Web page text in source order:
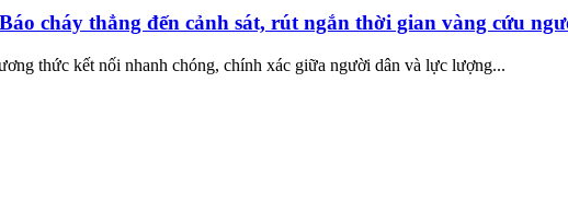
cháy thẳng đến cảnh sát, rút ngắn thời gian vàng cứu
thức kết nối nhanh chóng, chính xác giữa người dân và lực lượng...